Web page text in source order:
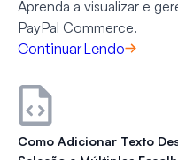
Aprenda a visualizar e
PayPal Commerce.
Continuar Lendo
Como Adicionar Texto